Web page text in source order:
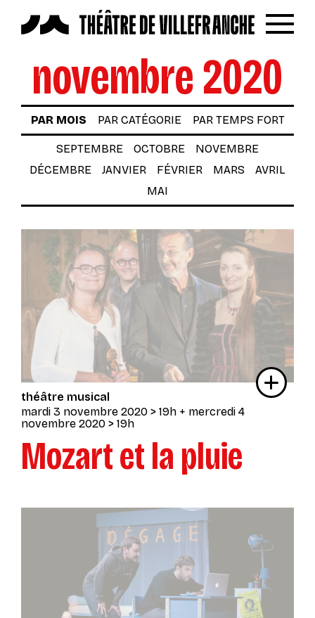
Menu
AUTOUR DES SPECTACLES
LE THÉÂTRE
ACTUALITÉS
VOTRE VENUE AU THÉÂTRE
À TÉLÉCHARGER
S’INSCRIRE À LA NEWSLETTER
Billetterie
novembre 2020
PAR MOIS PAR CATÉGORIE PAR TEMPS FORT
SEPTEMBRE OCTOBRE
NOVEMBRE
DÉCEMBRE
JANVIER FÉVRIER MARS
AVRIL
MAI
théâtre musical
mardi 3 novembre 2020 > 19h + mercredi 4
novembre 2020 > 19h
Mozart et la pluie